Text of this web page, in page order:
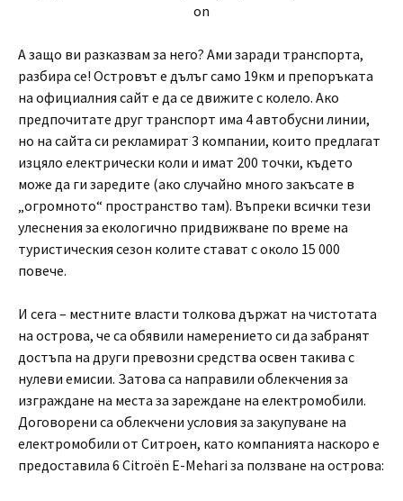
on
А защо ви разказвам за него? Ами заради транспорта,
разбира се! Островът е дълъг само 19км и препоръката
на официалния сайт е да се движите с колело. Ако
предпочитате друг транспорт има 4 автобусни линии,
но на сайта си рекламират 3 компании, които предлагат
изцяло електрически коли и имат 200 точки, където
може да ги заредите (ако случайно много закъсате в
„огромното“ пространство там). Въпреки всички тези
улеснения за екологично придвижване по време на
туристическия сезон колите стават с около 15 000
повече.
И сега – местните власти толкова държат на чистотата
на острова, че са обявили намерението си да забранят
достъпа на други превозни средства освен такива с
нулеви емисии. Затова са направили облекчения за
изграждане на места за зареждане на електромобили.
Договорени са облекчени условия за закупуване на
електромобили от Ситроен, като компанията наскоро е
предоставила 6 Citroën E-Mehari за ползване на острова: